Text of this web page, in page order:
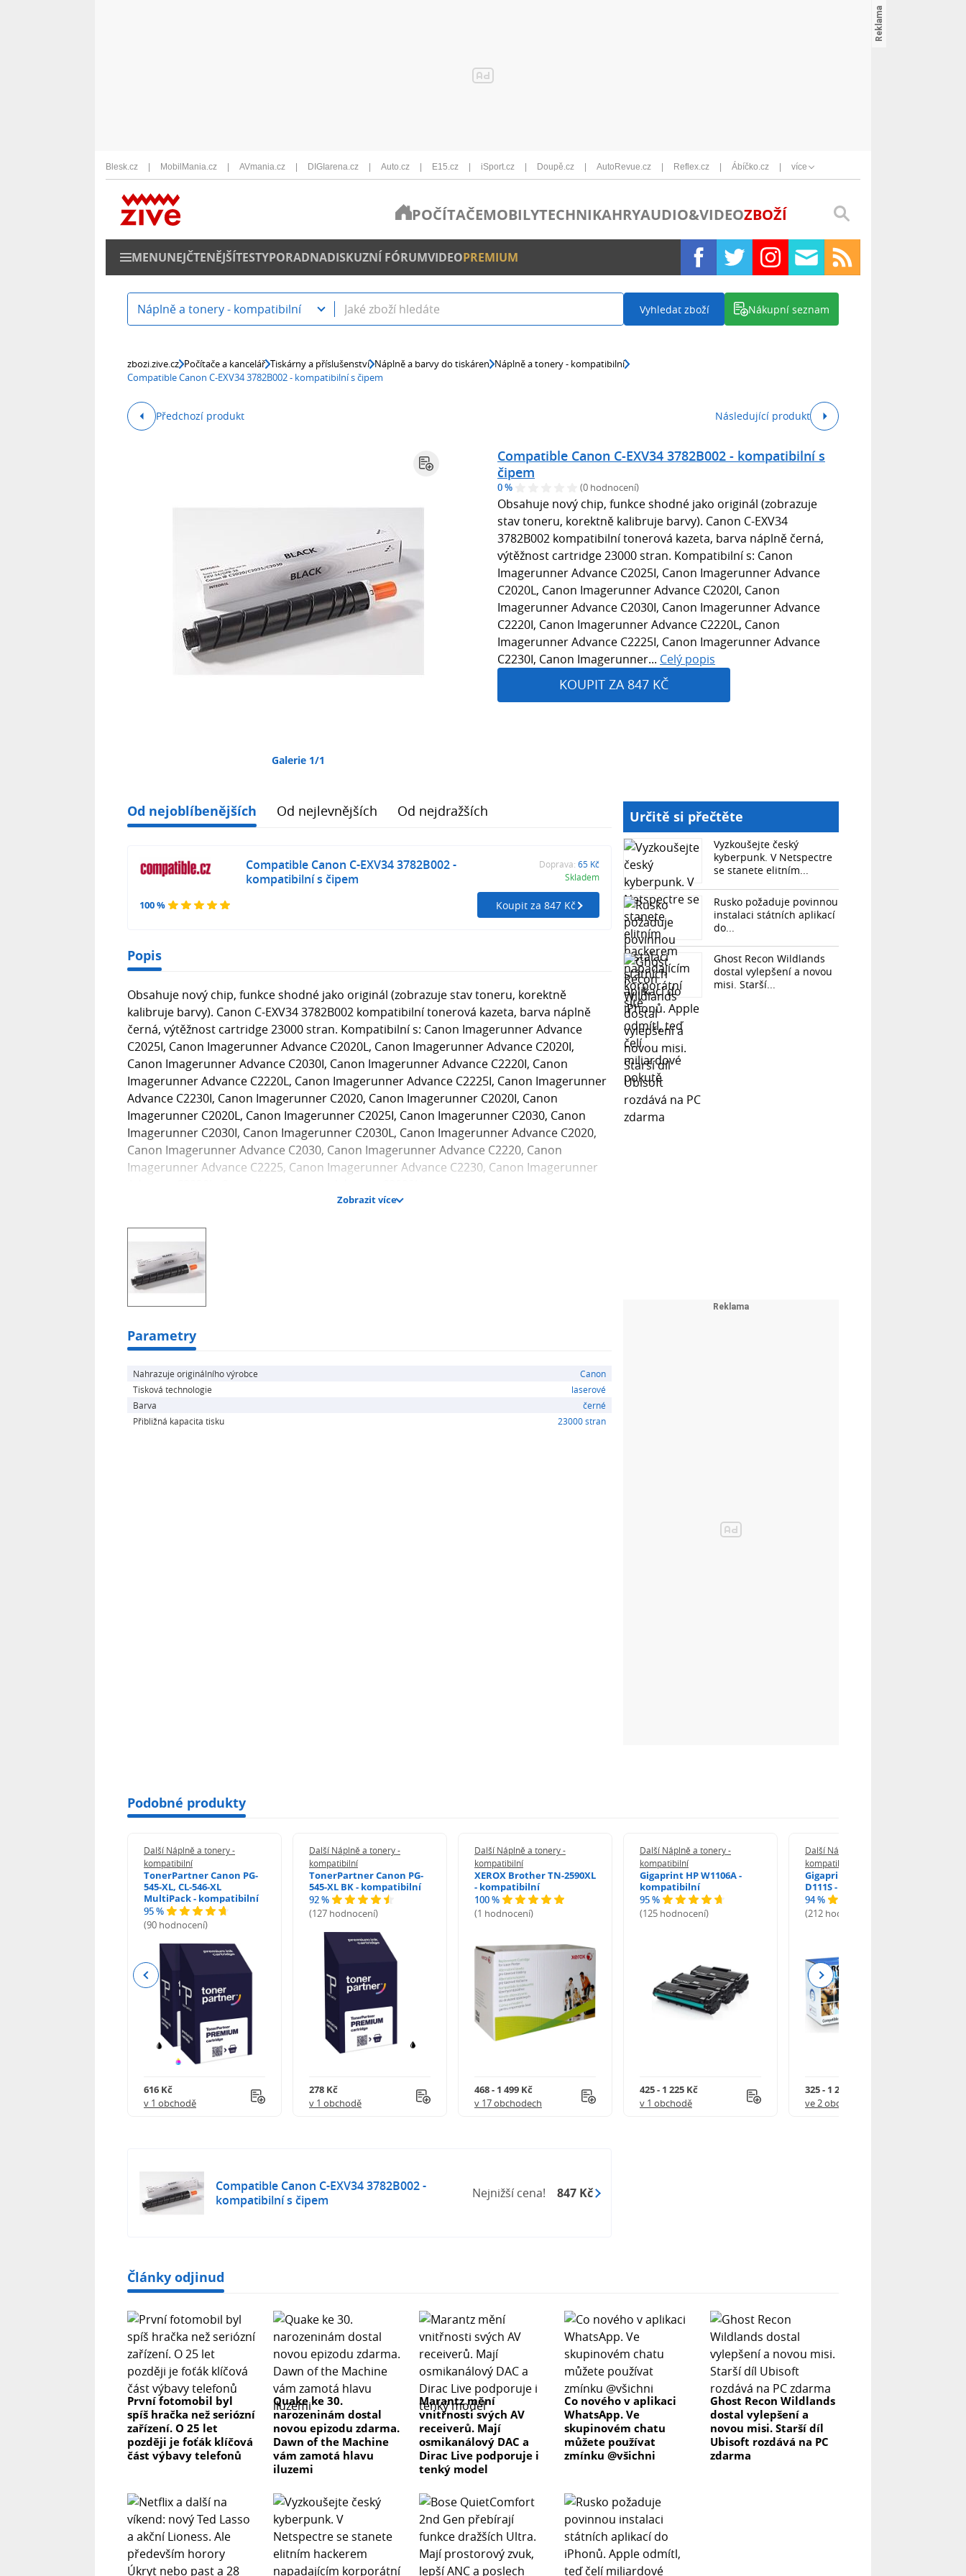
Blesk.cz MobilMania.cz AVmania.cz DIGIarena.cz Auto.cz E15.cz iSport.cz Doupě.cz AutoRevue.cz Reflex.cz Ábíčko.cz více
POČÍTAČEMOBILYTECHNIKAHRYAUDIO&VIDEOZBOŽÍ
MENUNEJČTENĚJŠÍTESTYPORADNADISKUZNÍ FÓRUMVIDEOPREMIUM
Náplně a tonery - kompatibilní Vyhledat zboží Nákupní seznam
zbozi.zive.cz Počítače a kancelář Tiskárny a příslušenství Náplně a barvy do tiskáren Náplně a tonery - kompatibilní
Compatible Canon C-EXV34 3782B002 - kompatibilní s čipem
Předchozí produkt Následující produkt
Galerie 1/1
Compatible Canon C-EXV34 3782B002 - kompatibilní s
čipem
0 % (0 hodnocení)
Obsahuje nový chip, funkce shodné jako originál (zobrazuje
stav toneru, korektně kalibruje barvy). Canon C-EXV34
3782B002 kompatibilní tonerová kazeta, barva náplně černá,
výtěžnost cartridge 23000 stran. Kompatibilní s: Canon
Imagerunner Advance C2025I, Canon Imagerunner Advance
C2020L, Canon Imagerunner Advance C2020I, Canon
Imagerunner Advance C2030I, Canon Imagerunner Advance
C2220I, Canon Imagerunner Advance C2220L, Canon
Imagerunner Advance C2225I, Canon Imagerunner Advance
C2230I, Canon Imagerunner... Celý popis
KOUPIT ZA 847 KČ
Od nejoblíbenějších Od nejlevnějších Od nejdražších
100 %
Compatible Canon C-EXV34 3782B002 -
kompatibilní s čipem
Doprava: 65 Kč
Skladem
Koupit za 847 Kč
Popis
Obsahuje nový chip, funkce shodné jako originál (zobrazuje stav toneru, korektně
kalibruje barvy). Canon C-EXV34 3782B002 kompatibilní tonerová kazeta, barva náplně
černá, výtěžnost cartridge 23000 stran. Kompatibilní s: Canon Imagerunner Advance
C2025I, Canon Imagerunner Advance C2020L, Canon Imagerunner Advance C2020I,
Canon Imagerunner Advance C2030I, Canon Imagerunner Advance C2220I, Canon
Imagerunner Advance C2220L, Canon Imagerunner Advance C2225I, Canon Imagerunner
Advance C2230I, Canon Imagerunner C2020, Canon Imagerunner C2020I, Canon
Imagerunner C2020L, Canon Imagerunner C2025I, Canon Imagerunner C2030, Canon
Imagerunner C2030I, Canon Imagerunner C2030L, Canon Imagerunner Advance C2020,
Canon Imagerunner Advance C2030, Canon Imagerunner Advance C2220, Canon
Imagerunner Advance C2225, Canon Imagerunner Advance C2230, Canon Imagerunner
Zobrazit více
Parametry
Nahrazuje originálního výrobce
Canon
Tisková technologie
laserové
Barva
černé
Přibližná kapacita tisku
23000 stran
Určitě si přečtěte
Vyzkoušejte český
kyberpunk. V Netspectre
se stanete elitním...
Rusko požaduje povinnou
instalaci státních aplikací
do...
Ghost Recon Wildlands
dostal vylepšení a novou
misi. Starší...
Podobné produkty
Další Náplně a tonery -
kompatibilní
TonerPartner Canon PG-
545-XL, CL-546-XL
MultiPack - kompatibilní
95 %
(90 hodnocení)
616 Kč
v 1 obchodě
Další Náplně a tonery -
kompatibilní
TonerPartner Canon PG-
545-XL BK - kompatibilní
92 %
(127 hodnocení)
278 Kč
v 1 obchodě
Další Náplně a tonery -
kompatibilní
XEROX Brother TN-2590XL
- kompatibilní
100 %
(1 hodnocení)
468 - 1 499 Kč
v 17 obchodech
Další Náplně a tonery -
kompatibilní
Gigaprint HP W1106A -
kompatibilní
95 %
(125 hodnocení)
425 - 1 225 Kč
v 1 obchodě
Další Náplně a tonery -
kompatibilní
Gigaprint Samsung MLT-
D111S - kompatibilní
94 %
(212 hodnocení)
325 - 1 245 Kč
ve 2 obchodech
Previous Next
Compatible Canon C-EXV34 3782B002 -
kompatibilní s čipem
Nejnižší cena! 847 Kč
Články odjinud
První fotomobil byl
spíš hračka než seriózní
zařízení. O 25 let
později je foťák klíčová
část výbavy telefonů
Quake ke 30.
narozeninám dostal
novou epizodu zdarma.
Dawn of the Machine
vám zamotá hlavu
iluzemi
Marantz mění
vnitřnosti svých AV
receiverů. Mají
osmikanálový DAC a
Dirac Live podporuje i
tenký model
Co nového v aplikaci
WhatsApp. Ve
skupinovém chatu
můžete používat
zmínku @všichni
Ghost Recon Wildlands
dostal vylepšení a
novou misi. Starší díl
Ubisoft rozdává na PC
zdarma